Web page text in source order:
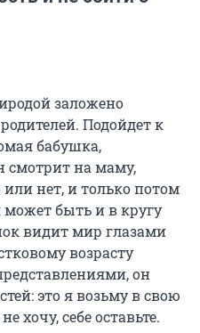
заложено
Подойдет к
бабушка,
смотрит на маму,
нет, и только потом
может быть и в кругу
видит мир глазами
возрасту
он
это я возьму в свою
хочу, себе оставьте.